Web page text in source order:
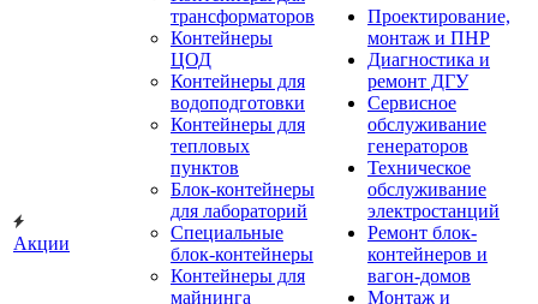
Акции
трансформаторов
Контейнеры
ЦОД
Контейнеры для
водоподготовки
Контейнеры для
тепловых
пунктов
Блок-контейнеры
для лабораторий
Специальные
блок-контейнеры
Контейнеры для
майнинга
Проектирование,
монтаж и ПНР
Диагностика и
ремонт ДГУ
Сервисное
обслуживание
генераторов
Техническое
обслуживание
электростанций
Ремонт блок-
контейнеров и
вагон-домов
Монтаж и